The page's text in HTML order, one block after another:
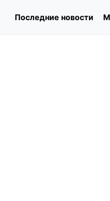
Последние новости